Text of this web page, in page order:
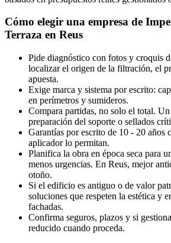
Cómo elegir una empresa de
Terraza en Reus
Pide diagnóstico con fotos y croquis
localizar el origen de la filtración, el
apuesta.
Exige marca y sistema por escrito:
en perímetros y sumideros.
Compara partidas, no solo el total.
preparación del soporte o sellados
Garantías por escrito de 10 - 20 años
aplicador lo permitan.
Planifica la obra en época seca para
menos urgencias. En Reus, mejor
otoño.
Si el edificio es antiguo o de valor
soluciones que respeten la estética y
fachadas.
Confirma seguros, plazos y si
reducido cuando proceda.